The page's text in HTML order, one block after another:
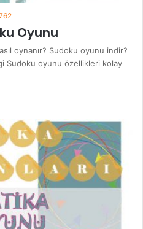
Oyunu
oynanır? Sudoku oyunu indir?
Sudoku oyunu özellikleri kolay